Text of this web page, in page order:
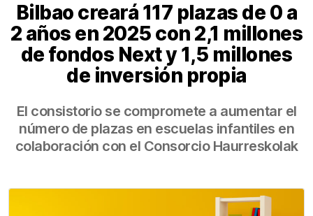
Bilbao creará 117 plazas de 0 a
2 años en 2025 con 2,1 millones
de fondos Next y 1,5 millones
de inversión propia
El consistorio se compromete a aumentar el
número de plazas en escuelas infantiles en
colaboración con el Consorcio Haurreskolak